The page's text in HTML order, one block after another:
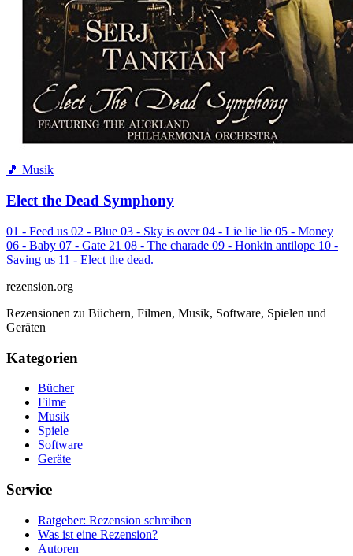
🎵 Musik
Elect the Dead Symphony
01 - Feed us 02 - Blue 03 - Sky is over 04 - Lie lie lie 05 - Money
06 - Baby 07 - Gate 21 08 - The charade 09 - Honkin antilope 10 -
Saving us 11 - Elect the dead.
rezension.org
Rezensionen zu Büchern, Filmen, Musik, Software, Spielen und
Geräten
Kategorien
Bücher
Filme
Musik
Spiele
Software
Geräte
Service
Ratgeber: Rezension schreiben
Was ist eine Rezension?
Autoren